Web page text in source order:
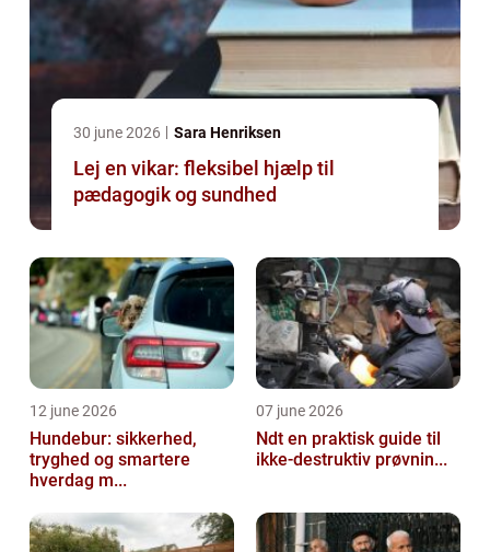
30 june 2026 Sara Henriksen
Lej en vikar: fleksibel hjælp til
pædagogik og sundhed
12 june 2026
Hundebur: sikkerhed,
tryghed og smartere
hverdag m...
07 june 2026
Ndt en praktisk guide til
ikke-destruktiv prøvnin...